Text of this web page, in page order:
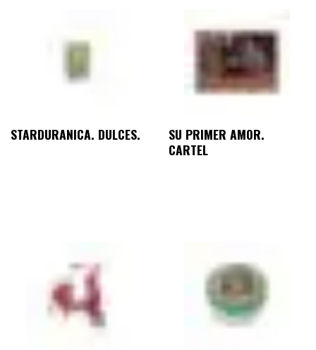
STARDURANICA. DULCES.
SU PRIMER AMOR.
CARTEL